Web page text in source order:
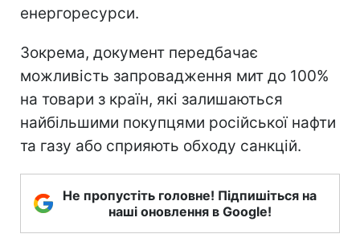
енергоресурси.
Зокрема, документ передбачає
можливість запровадження мит до 100%
на товари з країн, які залишаються
найбільшими покупцями російської нафти
та газу або сприяють обходу санкцій.
Не пропустіть головне! Підпишіться на
наші оновлення в Google!